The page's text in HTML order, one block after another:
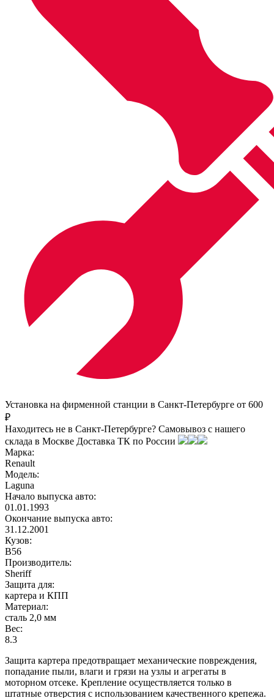
Установка на фирменной станции в Санкт-Петербурге от 600
₽
Находитесь не в Санкт-Петербурге? Самовывоз с нашего
склада в Москве Доставка ТК по России
Марка:
Renault
Модель:
Laguna
Начало выпуска авто:
01.01.1993
Окончание выпуска авто:
31.12.2001
Кузов:
B56
Производитель:
Sheriff
Защита для:
картера и КПП
Материал:
сталь 2,0 мм
Вес:
8.3
Защита картера предотвращает механические повреждения,
попадание пыли, влаги и грязи на узлы и агрегаты в
моторном отсеке. Крепление осуществляется только в
штатные отверстия с использованием качественного крепежа.